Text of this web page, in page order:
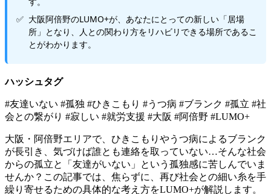
大阪阿倍野のLUMO+が、あなたにとっての新しい「居場
所」となり、人との関わり方をリハビリできる場所であるこ
とがわかります。
ハッシュタグ
#友達いない #孤独 #ひきこもり #うつ病 #ブランク #孤立 #社
会との繋がり #寂しい #就労支援 #大阪 #阿倍野 #LUMO+
大阪・阿倍野エリアで、ひきこもりやうつ病によるブランク
が長引き、気づけば誰とも連絡を取っていない…そんな社会
からの孤立と「友達がいない」という孤独感に苦しんでいま
せんか？この記事では、焦らずに、再び社会との細い糸を手
繰り寄せるための具体的な考え方をLUMO+が解説します。